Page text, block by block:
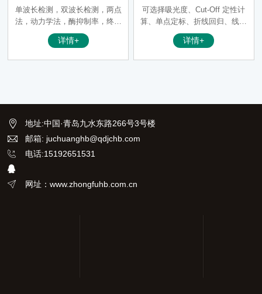
单波长检测，双波长检测，两点
法，动力学法，酶抑制率，终点
法、速率法。 ■ *可选择吸光
度、Cut-Off 定性计算、单点定
详情+
非医用）
可选择吸光度、Cut-Off 定性计
算、单点定标、折线回归、线性
回归、指数回归、对数回归、双
对数回归、log-logit、幂回归、
详情+
地址:中国·青岛九水东路266号3号楼
邮箱: juchuanghb@qdjchb.com
电话:15192651531
网址：www.zhongfuhb.com.cn